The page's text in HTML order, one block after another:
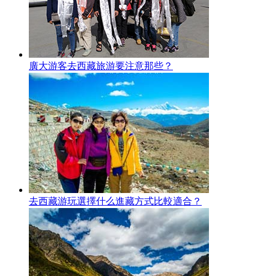
廣大游客去西藏旅游要注意那些？
去西藏游玩選擇什么進藏方式比較適合？